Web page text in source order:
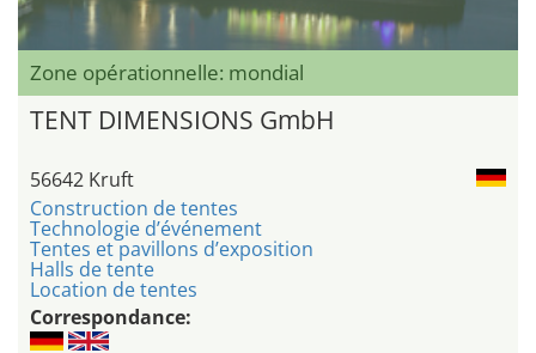
Zone opérationnelle: mondial
TENT DIMENSIONS GmbH
56642 Kruft
Construction de tentes
Technologie d’événement
Tentes et pavillons d’exposition
Halls de tente
Location de tentes
Correspondance: